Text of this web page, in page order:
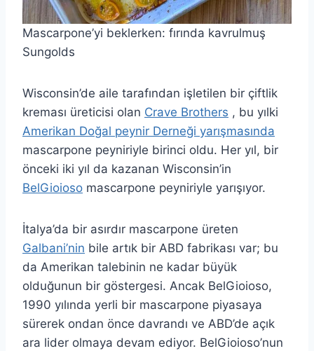
Mascarpone’yi beklerken: fırında kavrulmuş
Sungolds
Wisconsin’de aile tarafından işletilen bir çiftlik
kreması üreticisi olan Crave Brothers , bu yılki
Amerikan Doğal peynir Derneği yarışmasında
mascarpone peyniriyle birinci oldu. Her yıl, bir
önceki iki yıl da kazanan Wisconsin’in
BelGioioso mascarpone peyniriyle yarışıyor.
İtalya’da bir asırdır mascarpone üreten
Galbani’nin bile artık bir ABD fabrikası var; bu
da Amerikan talebinin ne kadar büyük
olduğunun bir göstergesi. Ancak BelGioioso,
1990 yılında yerli bir mascarpone piyasaya
sürerek ondan önce davrandı ve ABD’de açık
ara lider olmaya devam ediyor. BelGioioso’nun